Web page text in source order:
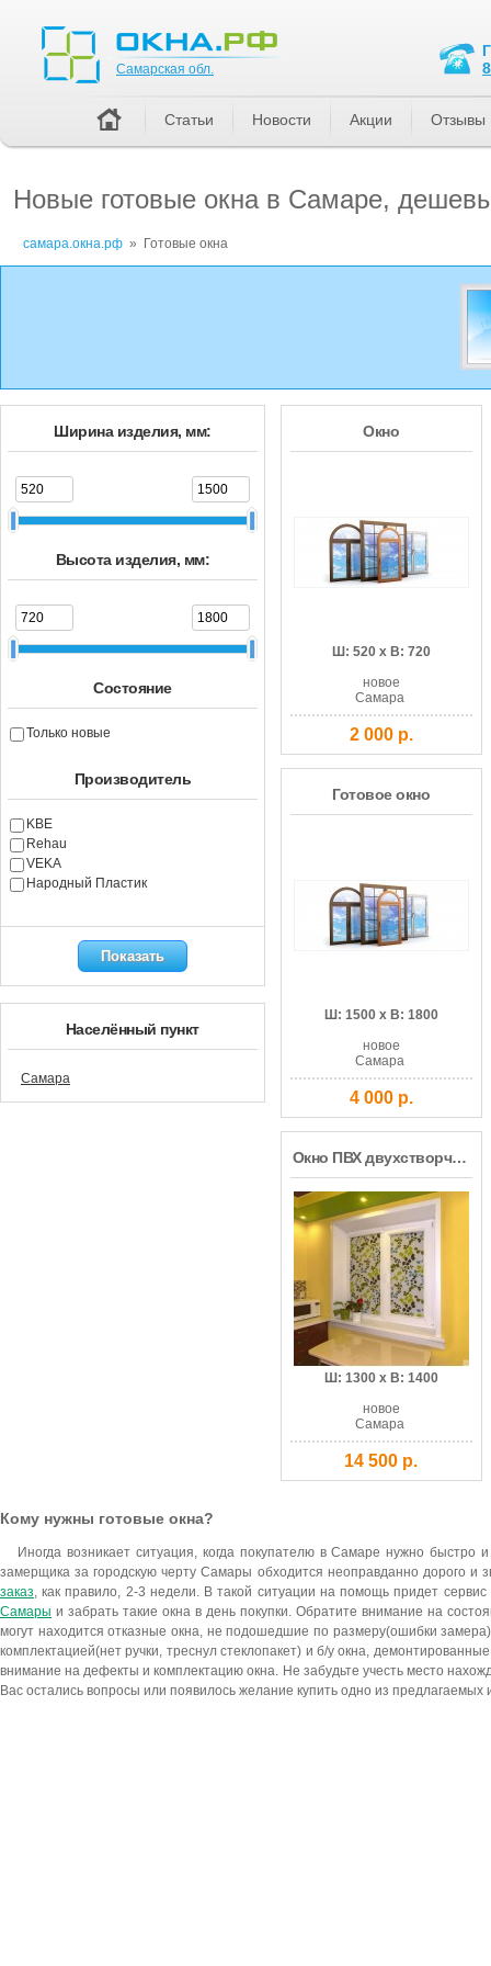
Новые готовые окна в Самаре,
самара.окна.рф » Готовые окна
Окно
Ш: 520 x В: 720
новое
Самара
2 000 р.
Готовое окно
Ш: 1500 x В: 1800
новое
Самара
4 000 р.
Окно ПВХ двухстворчатое VEKA WHS 60 мм, 4 камеры, В-класс, эконом
Ш: 1300 x В: 1400
новое
Самара
14 500 р.
Ширина изделия, мм:
Высота изделия, мм:
Состояние
Только новые
Производитель
KBE
Rehau
VEKA
Народный Пластик
Населённый пункт
Самара
Кому нужны готовые окна?
Иногда возникает ситуация, когда покупателю в Самаре нужно быстро
замерщика за городскую черту Самары обходится неоправданно дорого и
заказ, как правило, 2-3 недели. В такой ситуации на помощь придет
Самары и забрать такие окна в день покупки. Обратите внимание на
могут находится отказные окна, не подошедшие по размеру(ошибки
комплектацией(нет ручки, треснул стеклопакет) и б/у окна,
внимание на дефекты и комплектацию окна. Не забудьте учесть место
Вас остались вопросы или появилось желание купить одно из
Самарская обл.
Статьи Новости Акции Отзывы